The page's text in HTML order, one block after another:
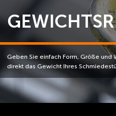
Geben Sie einfach Form, Größe und
direkt das Gewicht Ihres